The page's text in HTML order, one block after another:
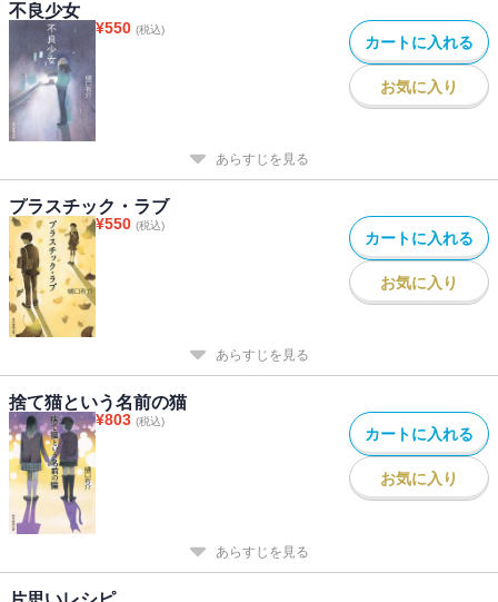
不良少女
¥550 (税込)
カートに入れる
お気に入り
あらすじを見る
プラスチック・ラブ
¥550 (税込)
カートに入れる
お気に入り
あらすじを見る
捨て猫という名前の猫
¥803 (税込)
カートに入れる
お気に入り
あらすじを見る